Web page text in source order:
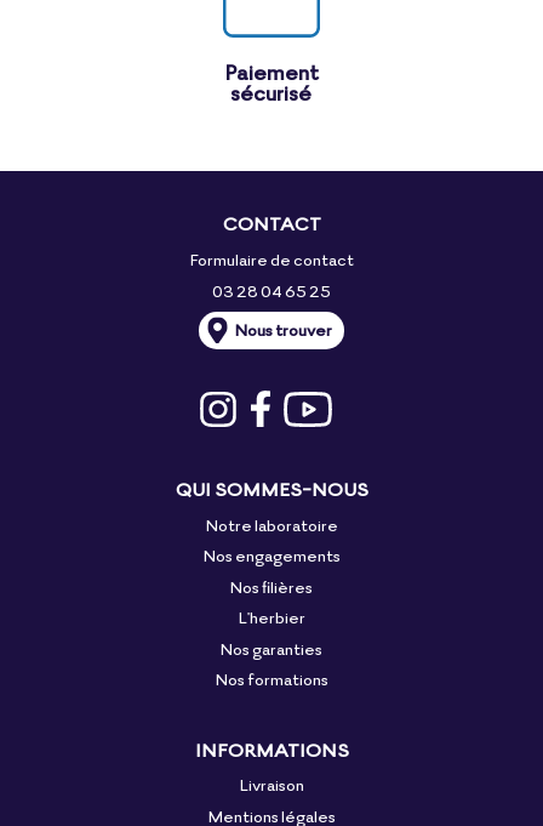
Paiement
sécurisé
CONTACT
Formulaire de contact
03 28 04 65 25
Nous trouver
QUI SOMMES-NOUS
Notre laboratoire
Nos engagements
Nos filières
L'herbier
Nos garanties
Nos formations
INFORMATIONS
Livraison
Mentions légales